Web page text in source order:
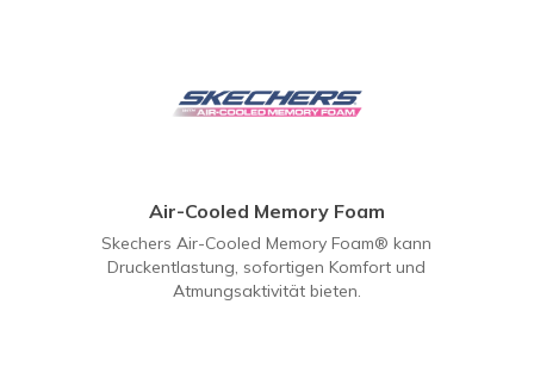
Air-Cooled Memory Foam
Skechers Air-Cooled Memory Foam® kann
Druckentlastung, sofortigen Komfort und
Atmungsaktivität bieten.